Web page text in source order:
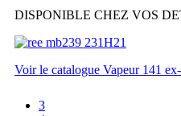
DISPONIBLE CHEZ VOS
Voir le catalogue Vapeur 141
3